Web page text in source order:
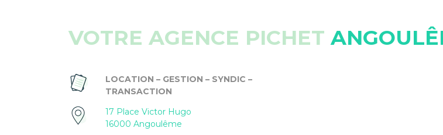
VOTRE AGENCE PICHET
LOCATION – GESTION – SYNDIC –
TRANSACTION
17 Place Victor Hugo
16000 Angoulême